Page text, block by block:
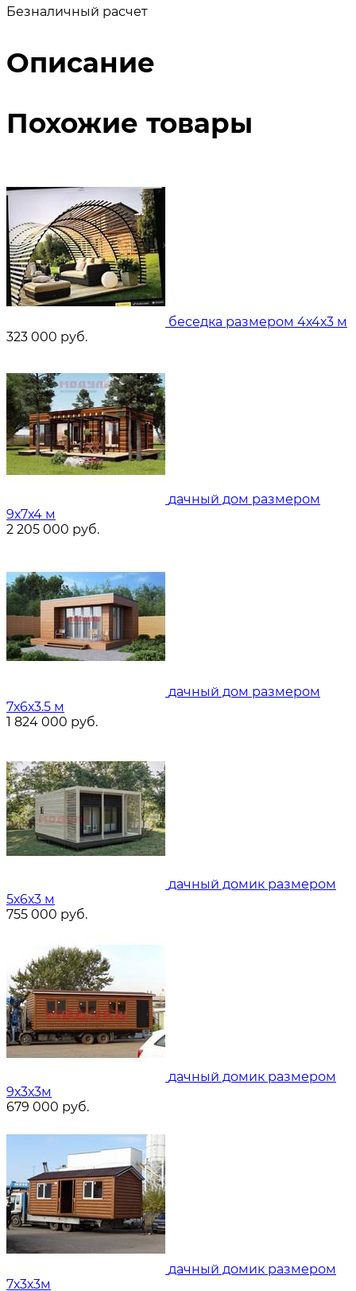
Безналичный расчет
Описание
Похожие товары
беседка размером 4х4х3 м
323 000 руб.
дачный дом размером
9х7х4 м
2 205 000 руб.
дачный дом размером
7х6х3.5 м
1 824 000 руб.
дачный домик размером
5х6х3 м
755 000 руб.
дачный домик размером
9х3х3м
679 000 руб.
дачный домик размером
7х3х3м